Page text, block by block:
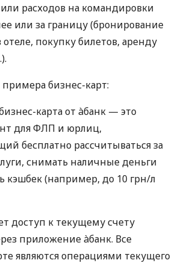
расходов на командировки
или за границу (бронирование
покупку билетов, аренду
).
бизнес-карт:
карта от àбанк — это
для ФЛП и юрлиц,
бесплатно рассчитываться за
снимать наличные деньги
кэшбек (например, до 10 грн/л
доступ к текущему счету
приложение àбанк. Все
являются операциями текущего